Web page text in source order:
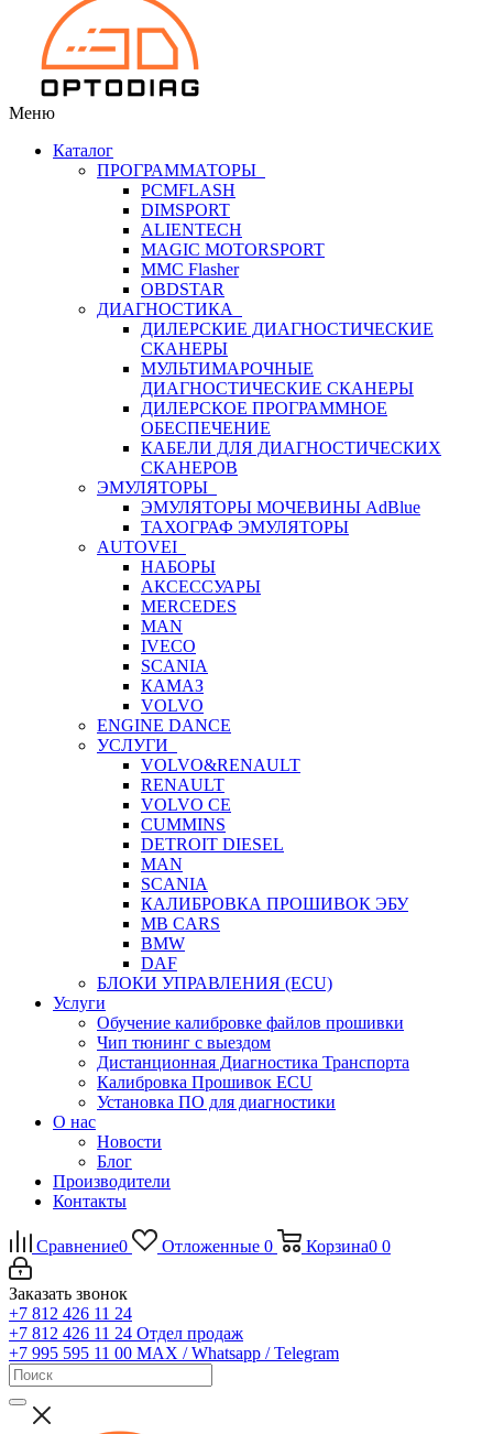
Меню
Каталог
ПРОГРАММАТОРЫ
PCMFLASH
DIMSPORT
ALIENTECH
MAGIC MOTORSPORT
MMC Flasher
OBDSTAR
ДИАГНОСТИКА
ДИЛЕРСКИЕ ДИАГНОСТИЧЕСКИЕ
СКАНЕРЫ
МУЛЬТИМАРОЧНЫЕ
ДИАГНОСТИЧЕСКИЕ СКАНЕРЫ
ДИЛЕРСКОЕ ПРОГРАММНОЕ
ОБЕСПЕЧЕНИЕ
КАБЕЛИ ДЛЯ ДИАГНОСТИЧЕСКИХ
СКАНЕРОВ
ЭМУЛЯТОРЫ
ЭМУЛЯТОРЫ МОЧЕВИНЫ АdBlue
ТАХОГРАФ ЭМУЛЯТОРЫ
AUTOVEI
НАБОРЫ
АКСЕССУАРЫ
MERCEDES
MAN
IVECO
SCANIA
КАМАЗ
VOLVO
ENGINE DANCE
УСЛУГИ
VOLVO&RENAULT
RENAULT
VOLVO CE
CUMMINS
DETROIT DIESEL
MAN
SCANIA
КАЛИБРОВКА ПРОШИВОК ЭБУ
MB CARS
BMW
DAF
БЛОКИ УПРАВЛЕНИЯ (ECU)
Услуги
Обучение калибровке файлов прошивки
Чип тюнинг с выездом
Дистанционная Диагностика Транспорта
Калибровка Прошивок ECU
Установка ПО для диагностики
О нас
Новости
Блог
Производители
Контакты
Сравнение0 Отложенные 0 Корзина0 0
Заказать звонок
+7 812 426 11 24
+7 812 426 11 24 Отдел продаж
+7 995 595 11 00 MAX / Whatsapp / Telegram